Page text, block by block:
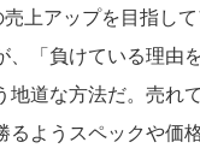
上アップを目指し
、「負けている理由
地道な方法だ。売れ
るようスペックや価